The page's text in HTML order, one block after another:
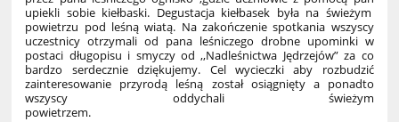
upiekli sobie kiełbaski. Degustacja kiełbasek była na świeżym
powietrzu pod leśną wiatą. Na zakończenie spotkania wszyscy
uczestnicy otrzymali od pana leśniczego drobne upominki w
postaci długopisu i smyczy od ,,Nadleśnictwa Jędrzejów” za co
bardzo serdecznie dziękujemy. Cel wycieczki aby rozbudzić
zainteresowanie przyrodą leśną został osiągnięty a ponadto
wszyscy oddychali świeżym
powietrzem.